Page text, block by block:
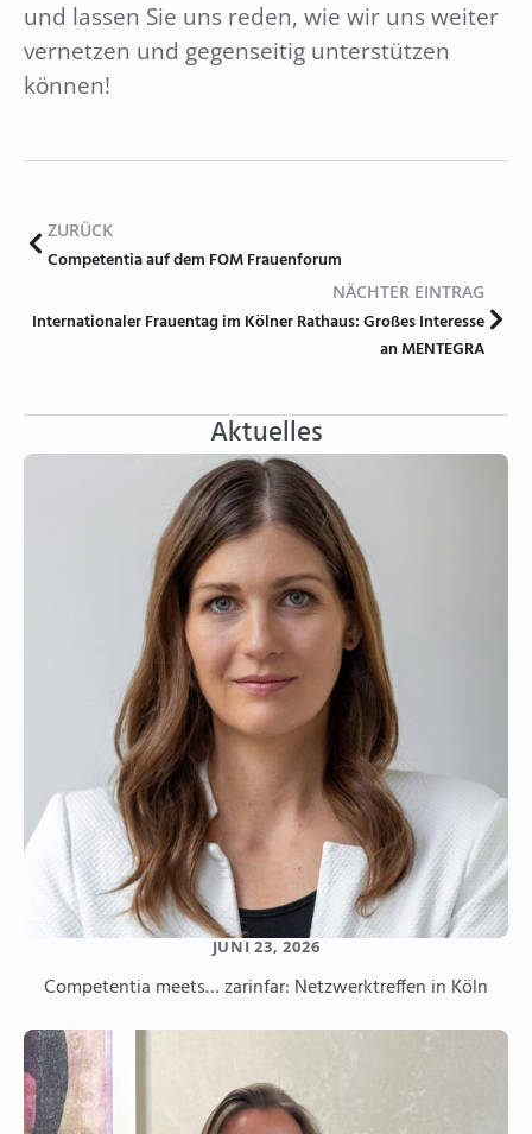
und lassen Sie uns reden, wie wir uns weiter
vernetzen und gegenseitig unterstützen
können!
ZURÜCK
Competentia auf dem FOM Frauenforum
NÄCHTER EINTRAG
Internationaler Frauentag im Kölner Rathaus: Großes Interesse
an MENTEGRA
Aktuelles
Competentia meets… zarinfar: Netzwerktreffen in Köln
JUNI 23, 2026